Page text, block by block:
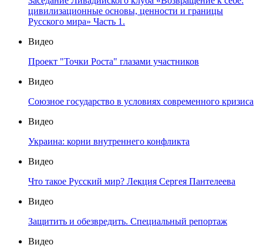
цивилизационные основы, ценности и границы
Русского мира» Часть 1.
Видео
Проект "Точки Роста" глазами участников
Видео
Союзное государство в условиях современного кризиса
Видео
Украина: корни внутреннего конфликта
Видео
Что такое Русский мир? Лекция Сергея Пантелеева
Видео
Защитить и обезвредить. Специальный репортаж
Видео